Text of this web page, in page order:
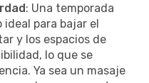
: Una temporada
para bajar el
y los espacios de
lo que se
Ya sea un masaje